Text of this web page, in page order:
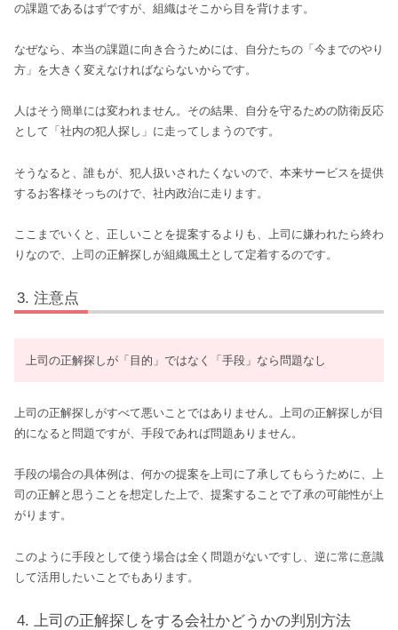
の課題であるはずですが、組織はそこから目を背けます。
なぜなら、本当の課題に向き合うためには、自分たちの「今までのやり
方」を大きく変えなければならないからです。
人はそう簡単には変われません。その結果、自分を守るための防衛反応
として「社内の犯人探し」に走ってしまうのです。
そうなると、誰もが、犯人扱いされたくないので、本来サービスを提供
するお客様そっちのけで、社内政治に走ります。
ここまでいくと、正しいことを提案するよりも、上司に嫌われたら終わ
りなので、上司の正解探しが組織風土として定着するのです。
注意点
上司の正解探しが「目的」ではなく「手段」なら問題なし
上司の正解探しがすべて悪いことではありません。上司の正解探しが目
的になると問題ですが、手段であれば問題ありません。
手段の場合の具体例は、何かの提案を上司に了承してもらうために、上
司の正解と思うことを想定した上で、提案することで了承の可能性が上
がります。
このように手段として使う場合は全く問題がないですし、逆に常に意識
して活用したいことでもあります。
上司の正解探しをする会社かどうかの判別方法